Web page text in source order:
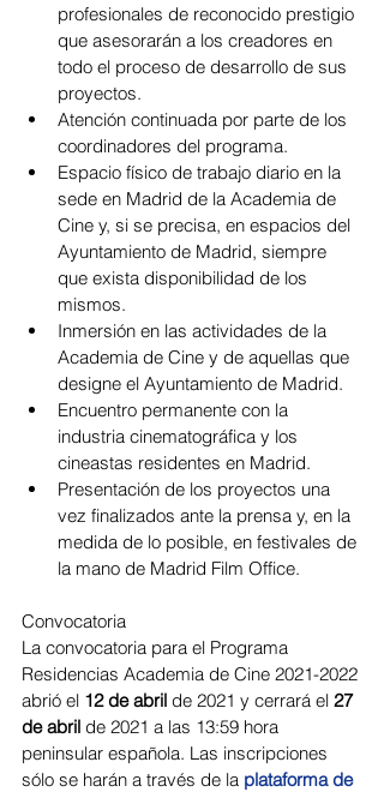
profesionales de reconocido prestigio
que asesorarán a los creadores en
todo el proceso de desarrollo de sus
proyectos.
Atención continuada por parte de los
coordinadores del programa.
Espacio físico de trabajo diario en la
sede en Madrid de la Academia de
Cine y, si se precisa, en espacios del
Ayuntamiento de Madrid, siempre
que exista disponibilidad de los
mismos.
Inmersión en las actividades de la
Academia de Cine y de aquellas que
designe el Ayuntamiento de Madrid.
Encuentro permanente con la
industria cinematográfica y los
cineastas residentes en Madrid.
Presentación de los proyectos una
vez finalizados ante la prensa y, en la
medida de lo posible, en festivales de
la mano de Madrid Film Office.
Convocatoria
La convocatoria para el Programa
Residencias Academia de Cine 2021-2022
abrió el 12 de abril de 2021 y cerrará el 27
de abril de 2021 a las 13:59 hora
peninsular española. Las inscripciones
sólo se harán a través de la plataforma de